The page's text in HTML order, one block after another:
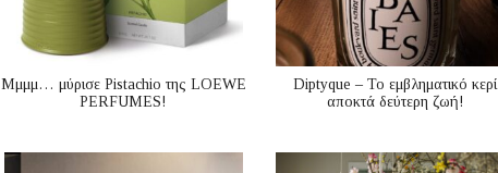
Μμμμ… μύρισε Pistachio της LOEWE
PERFUMES!
Diptyque – Το εμβληματικό κερί
αποκτά δεύτερη ζωή!